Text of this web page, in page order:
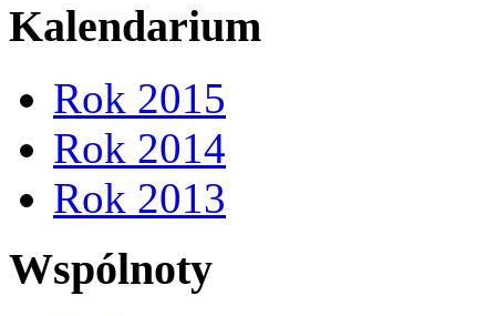
Kalendarium
Rok 2015
Rok 2014
Rok 2013
Wspólnoty